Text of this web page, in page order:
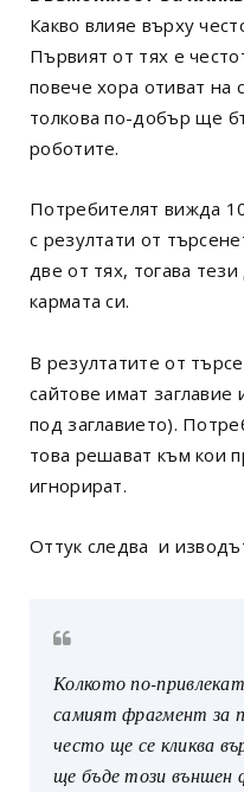
Какво влияе върху
Първият от тях е
повече хора отиват на
толкова по-добър ще
роботите.
Потребителят вижда
с резултати от
две от тях, тогава
кармата си.
В резултатите от
сайтове имат заглавие
под заглавието).
това решават към кои
игнорират.
Оттук следва и
Колкото по-
самият фрагмент за
често ще се кликва
ще бъде този външен